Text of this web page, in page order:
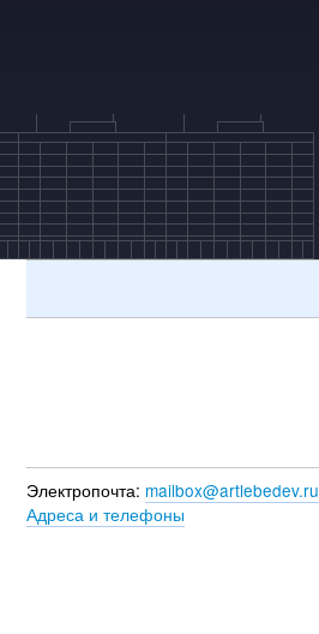
Электропочта: mailbox@artlebedev.ru
Адреса и телефоны